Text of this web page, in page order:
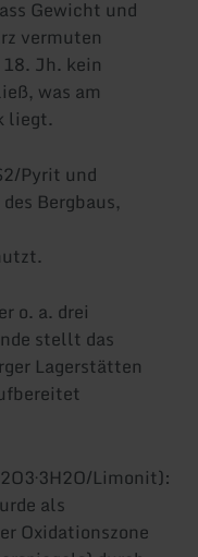
Gewicht und
vermuten
Jh. kein
was am
liegt.
Pyrit und
Bergbaus,
o. a. drei
stellt das
Lagerstätten
Limonit):
als
Oxidationszone